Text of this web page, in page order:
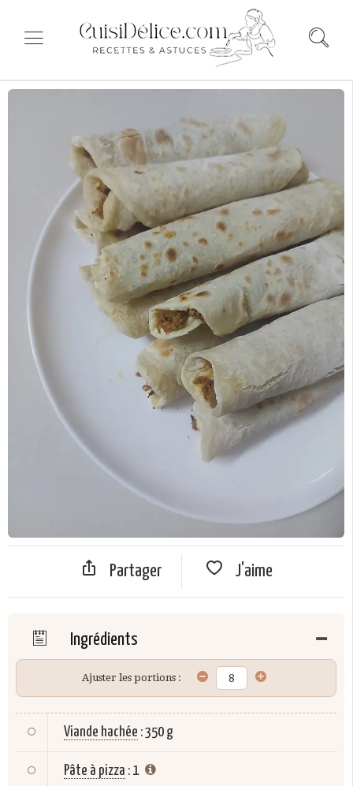
Partager J'aime
Ingrédients
Ajuster les portions :
Viande hachée :350 g
Pâte à pizza : 1